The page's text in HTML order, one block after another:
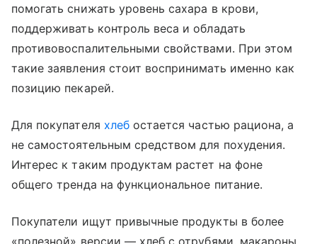
помогать снижать уровень сахара в крови,
поддерживать контроль веса и обладать
противовоспалительными свойствами. При этом
такие заявления стоит воспринимать именно как
позицию пекарей.
Для покупателя хлебостается частью рациона, а
не самостоятельным средством для похудения.
Интерес к таким продуктам растет на фоне
общего тренда на функциональное питание.
Покупатели ищут привычные продукты в более
«полезной» версии — хлеб с отрубями, макароны